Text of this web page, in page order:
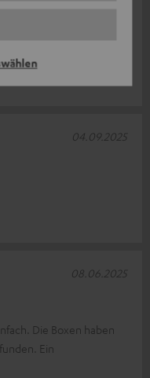
Aufwand ein
dieses Set entschieden
Bewertung lesen
04.09.2025
Die Boxen haben
Ein
08.06.2025